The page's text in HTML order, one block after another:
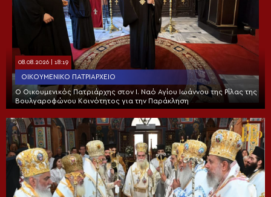
08.08.2026 | 18:19
ΟΙΚΟΥΜΕΝΙΚΌ ΠΑΤΡΙΑΡΧΕΊΟ
Ο Οικουμενικός Πατριάρχης στον I. Ναό Αγίου Ιωάννου της Ρίλας της
Βουλγαροφώνου Κοινότητος για την Παράκληση